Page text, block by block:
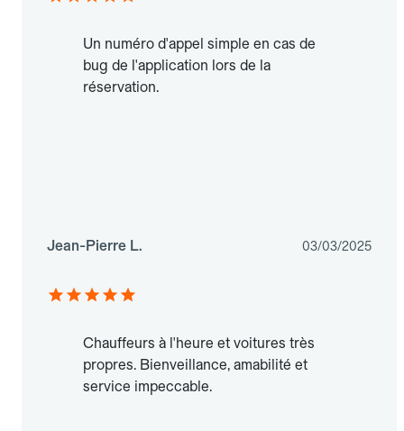
Un numéro d'appel simple en cas de
bug de l'application lors de la
réservation.
Jean-Pierre L. 03/03/2025
Chauffeurs à l'heure et voitures très
propres. Bienveillance, amabilité et
service impeccable.